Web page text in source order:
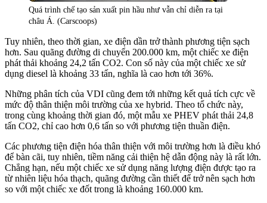
Quá trình chế tạo sản xuất pin hầu như vẫn chỉ diễn ra tại
châu Á. (Carscoops)
Tuy nhiên, theo thời gian, xe điện dần trở thành phương tiện sạch
hơn. Sau quãng đường di chuyển 200.000 km, một chiếc xe điện
phát thải khoảng 24,2 tấn CO2. Con số này của một chiếc xe sử
dụng diesel là khoảng 33 tấn, nghĩa là cao hơn tới 36%.
Những phân tích của VDI cũng đem tới những kết quả tích cực về
mức độ thân thiện môi trường của xe hybrid. Theo tổ chức này,
trong cùng khoảng thời gian đó, một mẫu xe PHEV phát thải 24,8
tấn CO2, chỉ cao hơn 0,6 tấn so với phương tiện thuần điện.
Các phương tiện điện hóa thân thiện với môi trường hơn là điều khó
để bàn cãi, tuy nhiên, tiềm năng cải thiện hệ dẫn động này là rất lớn.
Chẳng hạn, nếu một chiếc xe sử dụng năng lượng điện được tạo ra
từ nhiên liệu hóa thạch, quãng đường cần thiết để trở nên sạch hơn
so với một chiếc xe đốt trong là khoảng 160.000 km.